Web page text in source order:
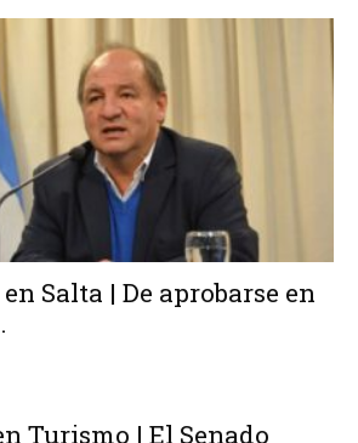
Salta | De aprobarse en
Turismo | El Senado